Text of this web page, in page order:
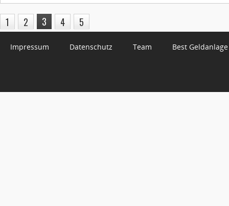
1 2 3 4 5
Impressum Datenschutz Team Best Geldanlage